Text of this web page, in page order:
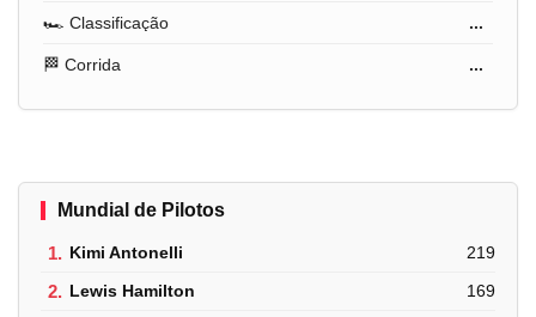
🏎️ Classificação ...
🏁 Corrida ...
Mundial de Pilotos
1. Kimi Antonelli 219
2. Lewis Hamilton 169